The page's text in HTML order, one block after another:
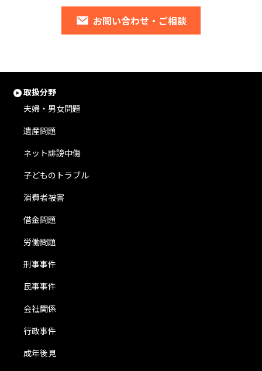
お問い合わせ・ご相談
取扱分野
夫婦・男女問題
遺産問題
ネット誹謗中傷
子どものトラブル
消費者被害
借金問題
労働問題
刑事事件
民事事件
会社関係
行政事件
成年後見